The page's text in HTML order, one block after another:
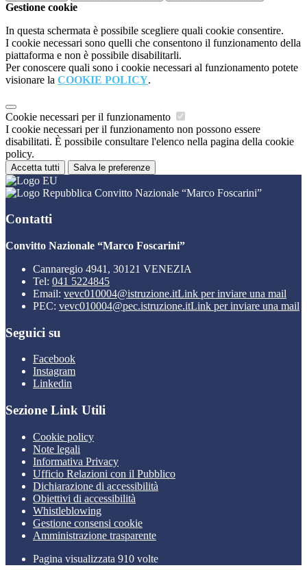
Gestione cookie
In questa schermata è possibile scegliere quali cookie consentire.
I cookie necessari sono quelli che consentono il funzionamento della
piattaforma e non è possibile disabilitarli.
Per conoscere quali sono i cookie necessari al funzionamento potete
visionare la COOKIE POLICY.
Cookie necessari per il funzionamento
I cookie necessari per il funzionamento non possono essere
disabilitati. È possibile consultare l'elenco nella pagina della cookie
policy.
Accetta tutti Salva le preferenze
Convitto Nazionale “Marco Foscarini”
Contatti
Convitto Nazionale “Marco Foscarini”
Cannaregio 4941, 30121 VENEZIA
Tel: 041 5224845
Email: vevc010004@istruzione.itLink per inviare una mail
PEC: vevc010004@pec.istruzione.itLink per inviare una mail
Seguici su
Facebook
Instagram
Linkedin
Sezione Link Utili
Cookie policy
Note legali
Informativa Privacy
Ufficio Relazioni con il Pubblico
Dichiarazione di accessibilità
Obiettivi di accessibilità
Whistleblowing
Gestione consensi cookie
Amministrazione trasparente
Pagina visualizzata 910 volte